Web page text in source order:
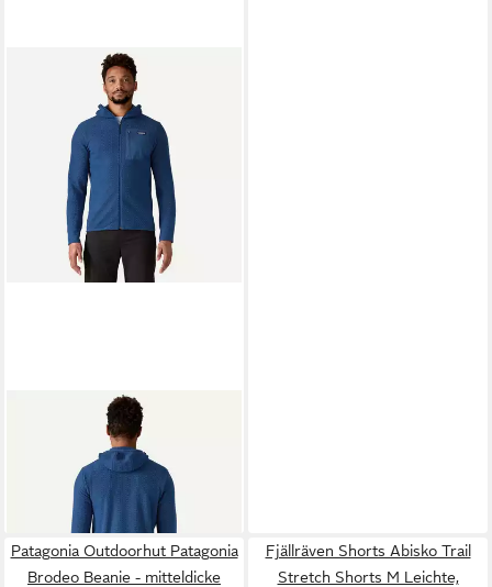
Funktionsjacke M's R1 Air
Full-Zip Hoody
160,00 €
lieferbar - in 3-4 Werktagen bei dir
Patagonia Outdoorhut Patagonia
Brodeo Beanie - mitteldicke
Fjällräven Shorts Abisko Trail
Stretch Shorts M Leichte,